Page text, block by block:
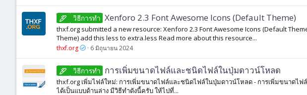
วิธีการทํา Xenforo 2.3 Font Awesome Icons (Default Theme)
thxf.org submitted a new resource: Xenforo 2.3 Font Awesome Icons (Default
Theme) add this less to extra.less Read more about this resource...
thxf.org 6 มิถุนายน 2024
วิธีการทํา การเพิ่มขนาดไฟล์และชนิดไฟล์ในปุ่มดาวน์โหลด
thxf.org เพิ่มไฟล์ใหม่: การเพิ่มขนาดไฟล์และชนิดไฟล์ในปุ่มดาวน์โหลด - การเพิ่มขนาด
ได้เป็นแบบด้านล่าง มีวิธีทำดังนี้ครับ ให้ไปที่...